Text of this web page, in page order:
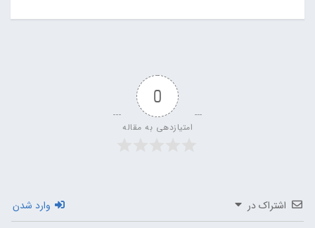
0
امتیازدهی به مقاله
اشتراک در وارد شدن